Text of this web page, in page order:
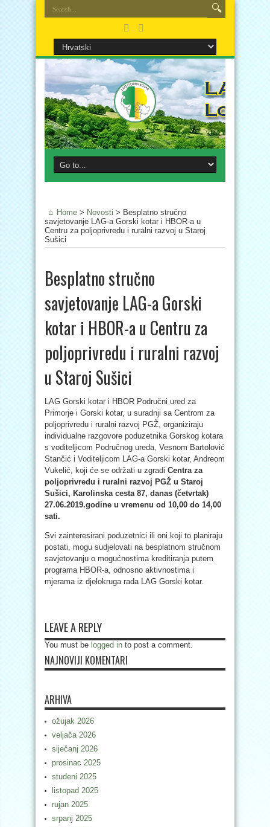
Home > Novosti > Besplatno stručno
savjetovanje LAG-a Gorski kotar i HBOR-a u
Centru za poljoprivredu i ruralni razvoj u Staroj
Sušici
Besplatno stručno
savjetovanje LAG-a Gorski
kotar i HBOR-a u Centru za
poljoprivredu i ruralni razvoj
u Staroj Sušici
LAG Gorski kotar i HBOR Područni ured za
Primorje i Gorski kotar, u suradnji sa Centrom za
poljoprivredu i ruralni razvoj PGŽ, organiziraju
individualne razgovore poduzetnika Gorskog kotara
s voditeljicom Područnog ureda, Vesnom Bartolović
Stančić i Voditeljicom LAG-a Gorski kotar, Andreom
Vukelić, koji će se održati u zgradi Centra za
poljoprivredu i ruralni razvoj PGŽ u Staroj
Sušici, Karolinska cesta 87, danas (četvrtak)
27.06.2019.godine u vremenu od 10,00 do 14,00
sati.
Svi zainteresirani poduzetnici ili oni koji to planiraju
postati, mogu sudjelovati na besplatnom stručnom
savjetovanju o mogućnostima kreditiranja putem
programa HBOR-a, odnosno aktivnostima i
mjerama iz djelokruga rada LAG Gorski kotar.
LEAVE A REPLY
You must be logged in to post a comment.
NAJNOVIJI KOMENTARI
ARHIVA
ožujak 2026
veljača 2026
siječanj 2026
prosinac 2025
studeni 2025
listopad 2025
rujan 2025
srpanj 2025